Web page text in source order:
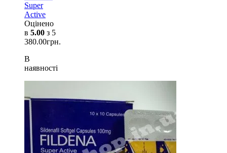
Super
Active
Оцінено
в 5.00 з 5
380.00грн.
В
наявності